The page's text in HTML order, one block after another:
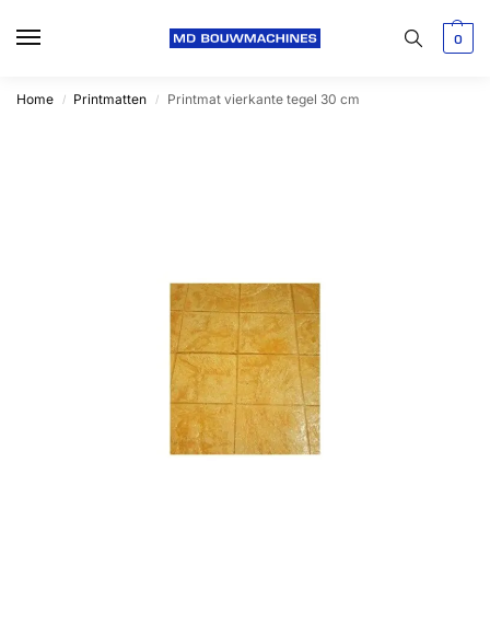
0
Home / Printmatten / Printmat vierkante tegel 30 cm